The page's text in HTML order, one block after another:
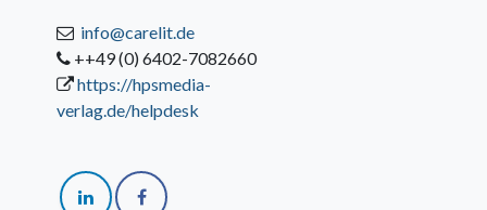
info@carelit.de
++49 (0) 6402-7082660
https://hpsmedia-
verlag.de/helpdesk